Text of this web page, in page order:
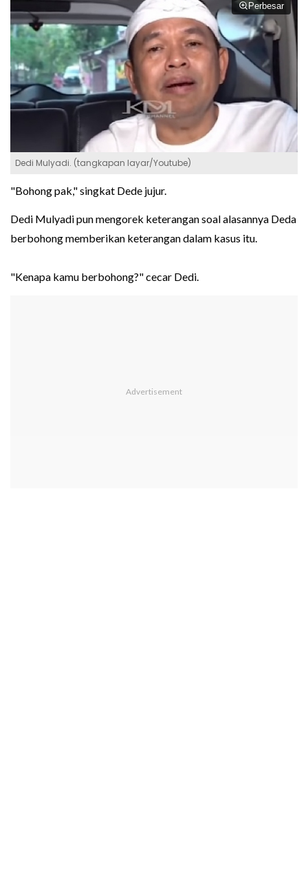
Perbesar
Dedi Mulyadi. (tangkapan layar/Youtube)
"Bohong pak," singkat Dede jujur.
Dedi Mulyadi pun mengorek keterangan soal alasannya Deda
berbohong memberikan keterangan dalam kasus itu.
"Kenapa kamu berbohong?" cecar Dedi.